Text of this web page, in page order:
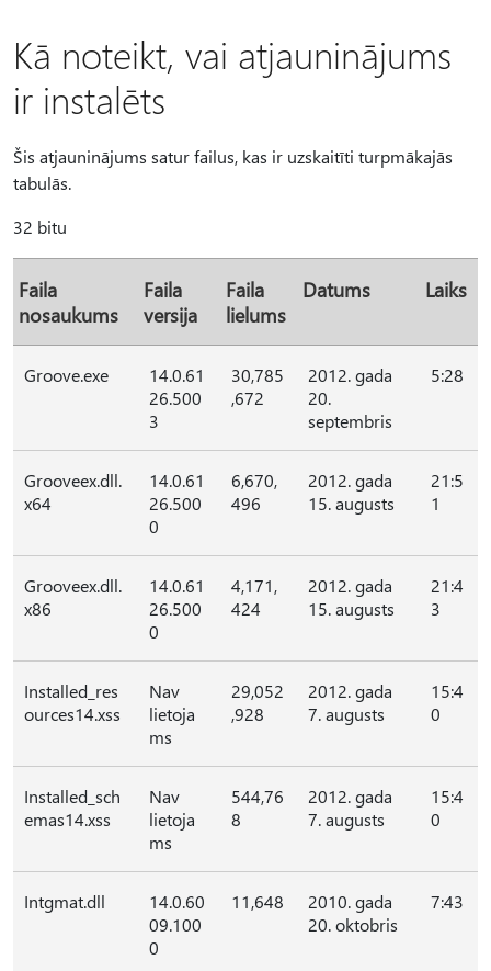
Kā noteikt, vai atjauninājums
ir instalēts
Šis atjauninājums satur failus, kas ir uzskaitīti turpmākajās
tabulās.
32 bitu
Faila
nosaukums
Faila
versija
Faila
lielums
Datums Laiks
Groove.exe
14.0.61
26.500
3
30,785
,672
2012. gada
20.
septembris
5:28
Grooveex.dll.
x64
14.0.61
26.500
0
6,670,
496
2012. gada
15. augusts
21:5
1
Grooveex.dll.
x86
14.0.61
26.500
0
4,171,
424
2012. gada
15. augusts
21:4
3
Installed_res
ources14.xss
Nav
lietoja
ms
29,052
,928
2012. gada
7. augusts
15:4
0
Installed_sch
emas14.xss
Nav
lietoja
ms
544,76
8
2012. gada
7. augusts
15:4
0
Intgmat.dll
14.0.60
09.100
0
11,648
2010. gada
20. oktobris
7:43